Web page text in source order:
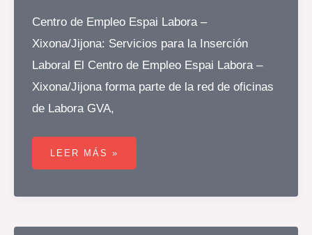
Centro de Empleo Espai Labora –
Xixona/Jijona: Servicios para la Inserción
Laboral El Centro de Empleo Espai Labora –
Xixona/Jijona forma parte de la red de oficinas
de Labora GVA,
DE
EMPLEO
ESPAI
XIXONA/JIJONA
LEER MÁS »